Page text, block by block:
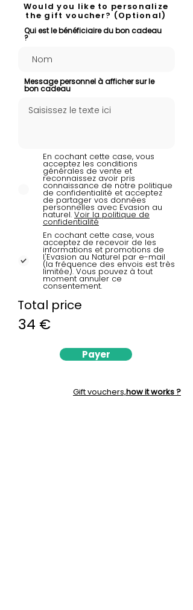
Would you like to personalize
the gift voucher? (Optional)
Qui est le bénéficiaire du bon cadeau
?
Message personnel à afficher sur le
bon cadeau
En cochant cette case, vous
acceptez les conditions
générales de vente et
reconnaissez avoir pris
connaissance de notre politique
de confidentialité et acceptez
de partager vos données
personnelles avec Evasion au
naturel. Voir la politique de
confidentialité
En cochant cette case, vous
acceptez de recevoir de les
informations et promotions de
l'Evasion au Naturel par e-mail
(la fréquence des envois est très
limitée). Vous pouvez à tout
moment annuler ce
consentement.
Total price
34 €
Payer
Gift vouchers,how it works ?